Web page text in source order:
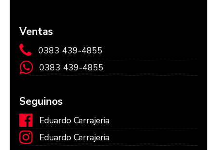
Ventas
0383 439-4855
0383 439-4855
Seguinos
Eduardo Cerrajeria
Eduardo Cerrajeria